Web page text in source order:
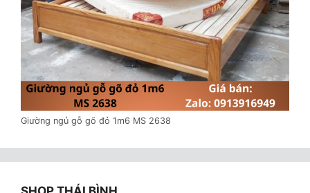
Giường ngủ gỗ gõ đỏ 1m6 MS 2638